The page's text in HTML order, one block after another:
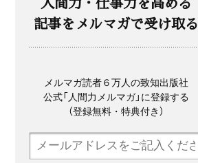
記事をメルマガで受け取る
メルマガ読者６万人の致知出版社
公式「人間力メルマガ」に登録する
（登録無料・特典付き）